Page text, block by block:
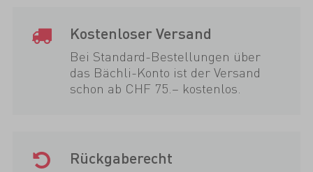
Kostenloser Versand
Bei Standard-Bestellungen über
das Bächli-Konto ist der Versand
schon ab CHF 75.– kostenlos.
Rückgaberecht